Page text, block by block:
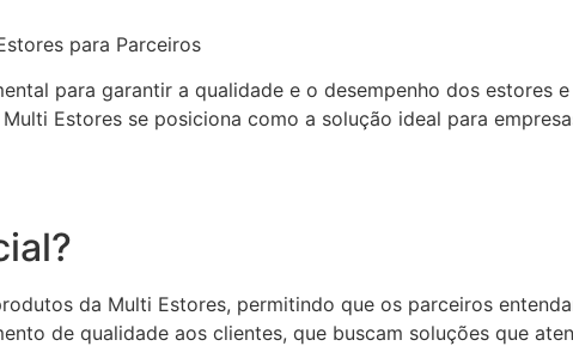
para Parceiros
para garantir a qualidade e o desempenho dos estores
Estores se posiciona como a solução ideal para
da Multi Estores, permitindo que os parceiros
de qualidade aos clientes, que buscam soluções que